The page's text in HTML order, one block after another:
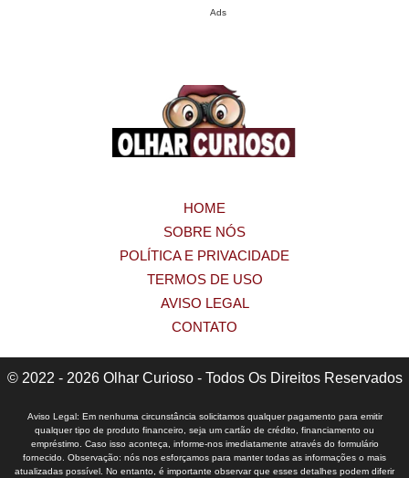
Ads
HOME
SOBRE NÓS
POLÍTICA E PRIVACIDADE
TERMOS DE USO
AVISO LEGAL
CONTATO
© 2022 - 2026 Olhar Curioso - Todos Os Direitos Reservados
Aviso Legal: Em nenhuma circunstância solicitamos qualquer pagamento para emitir
qualquer tipo de produto financeiro, seja um cartão de crédito, financiamento ou
empréstimo. Caso isso aconteça, informe-nos imediatamente através do formulário
fornecido. Observação: nós nos esforçamos para manter todas as informações o mais
atualizadas possível. No entanto, é importante observar que esses detalhes podem diferir